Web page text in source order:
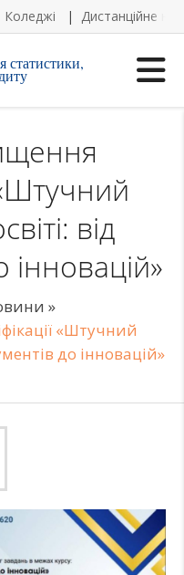
Коледжі Дистанційне
статистики,
«Штучний
від
інновацій»
»
«Штучний
до інновацій»